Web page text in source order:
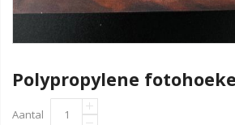
Polypropylene
Aantal